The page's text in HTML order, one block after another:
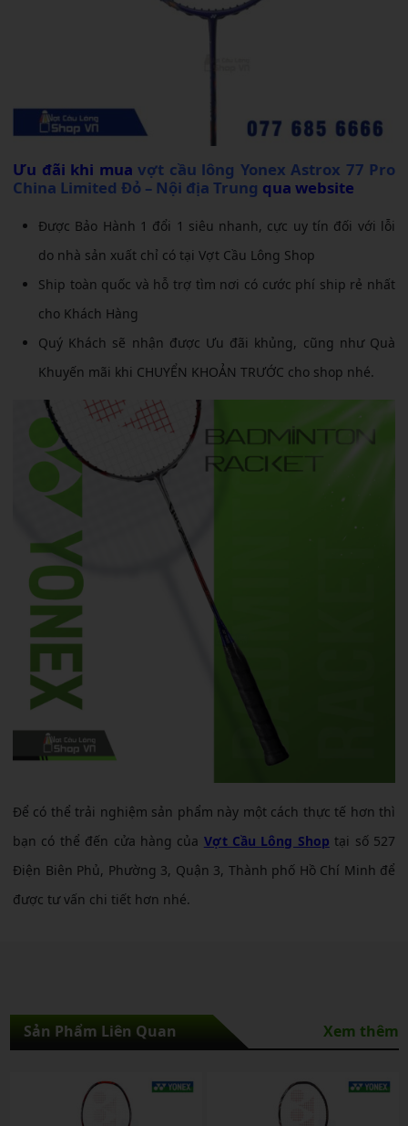
Ưu đãi khi mua vợt cầu lông Yonex Astrox 77 Pro
China Limited Đỏ – Nội địa Trung qua website
Được Bảo Hành 1 đổi 1 siêu nhanh, cực uy tín đối với lỗi
do nhà sản xuất chỉ có tại Vợt Cầu Lông Shop
Ship toàn quốc và hỗ trợ tìm nơi có cước phí ship rẻ nhất
cho Khách Hàng
Quý Khách sẽ nhận được Ưu đãi khủng, cũng như Quà
Khuyến mãi khi CHUYỂN KHOẢN TRƯỚC cho shop nhé.
Để có thể trải nghiệm sản phẩm này một cách thực tế hơn thì
bạn có thể đến cửa hàng của Vợt Cầu Lông Shop tại số 527
Điện Biên Phủ, Phường 3, Quận 3, Thành phố Hồ Chí Minh để
được tư vấn chi tiết hơn nhé.
Sản Phẩm Liên Quan Xem thêm